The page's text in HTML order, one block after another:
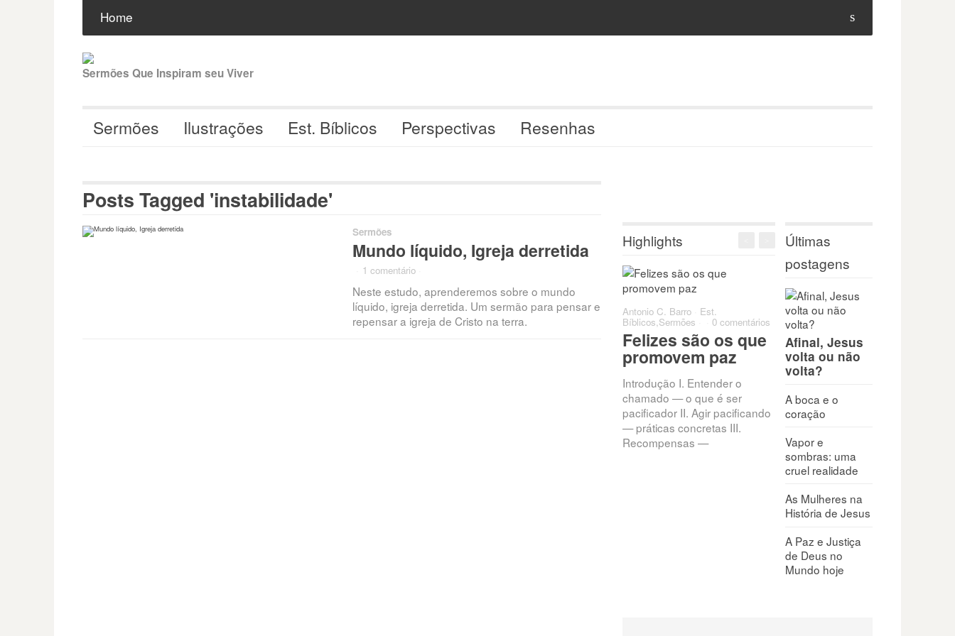
s
para
conteúdo
Home
Sermões Que Inspiram seu Viver
Sermões Ilustrações Est. Bíblicos Perspectivas Resenhas
Posts Tagged 'instabilidade'
Sermões
Mundo líquido, Igreja derretida
1 comentário
Neste estudo, aprenderemos sobre o mundo
líquido, igreja derretida. Um sermão para pensar e
repensar a igreja de Cristo na terra.
Highlights
Antonio C. Barro Est.
Bíblicos,Sermões 0 comentários
Felizes são os que
promovem paz
Introdução I. Entender o
chamado — o que é ser
pacificador II. Agir pacificando
— práticas concretas III.
Recompensas —
Últimas
postagens
Afinal, Jesus
volta ou não
volta?
A boca e o
coração
Vapor e
sombras: uma
cruel realidade
As Mulheres na
História de Jesus
A Paz e Justiça
de Deus no
Mundo hoje